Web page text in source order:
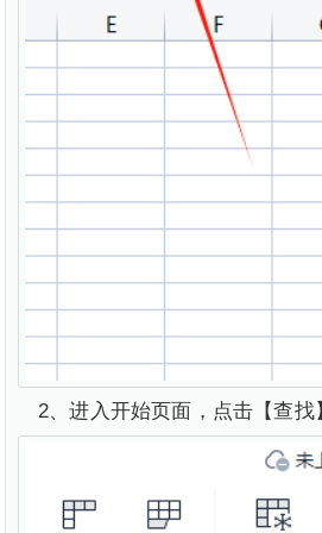
2、进入开始页面，点击【查找